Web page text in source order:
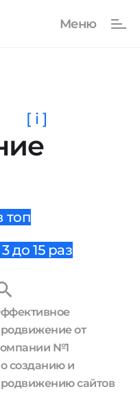
[ i ]
топ
до 15 раз
от
№1
созданию и
сайтов